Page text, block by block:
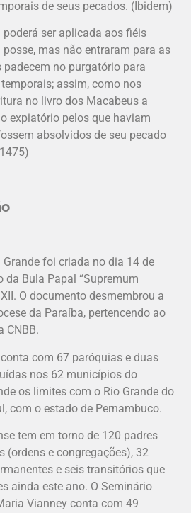
de seus pecados. (Ibidem)
ser aplicada aos fiéis
mas não entraram para as
padecem no purgatório para
assim, como nos
no livro dos Macabeus a
expiatório pelos que haviam
absolvidos de seu pecado
foi criada no dia 14 de
da Bula Papal “Supremum
O documento desmembrou a
da Paraíba, pertencendo ao
CNBB.
com 67 paróquias e duas
nos 62 municípios do
os limites com o Rio Grande do
com o estado de Pernambuco.
tem em torno de 120 padres
(ordens e congregações), 32
e seis transitórios que
ainda este ano. O Seminário
Vianney conta com 49